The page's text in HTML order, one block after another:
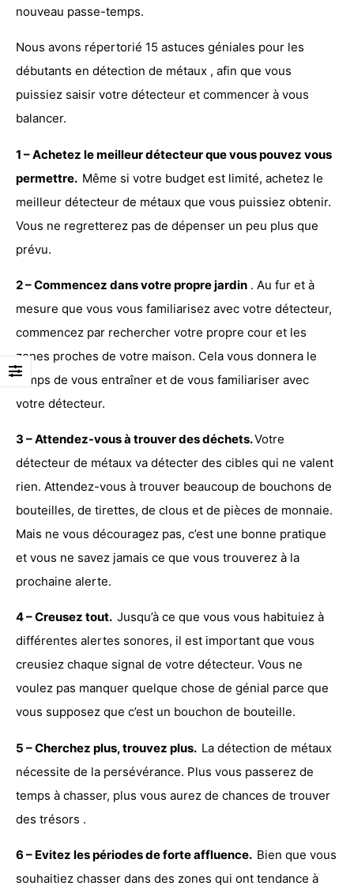
nouveau passe-temps.
Nous avons répertorié 15 astuces géniales pour les
débutants en détection de métaux , afin que vous
puissiez saisir votre détecteur et commencer à vous
balancer.
1 – Achetez le meilleur détecteur que vous pouvez vous
permettre. Même si votre budget est limité, achetez le
meilleur détecteur de métaux que vous puissiez obtenir.
Vous ne regretterez pas de dépenser un peu plus que
prévu.
2 – Commencez dans votre propre jardin . Au fur et à
mesure que vous vous familiarisez avec votre détecteur,
commencez par rechercher votre propre cour et les
zones proches de votre maison. Cela vous donnera le
temps de vous entraîner et de vous familiariser avec
votre détecteur.
3 – Attendez-vous à trouver des déchets.Votre
détecteur de métaux va détecter des cibles qui ne valent
rien. Attendez-vous à trouver beaucoup de bouchons de
bouteilles, de tirettes, de clous et de pièces de monnaie.
Mais ne vous découragez pas, c’est une bonne pratique
et vous ne savez jamais ce que vous trouverez à la
prochaine alerte.
4 – Creusez tout. Jusqu’à ce que vous vous habituiez à
différentes alertes sonores, il est important que vous
creusiez chaque signal de votre détecteur. Vous ne
voulez pas manquer quelque chose de génial parce que
vous supposez que c’est un bouchon de bouteille.
5 – Cherchez plus, trouvez plus. La détection de métaux
nécessite de la persévérance. Plus vous passerez de
temps à chasser, plus vous aurez de chances de trouver
des trésors .
6 – Evitez les périodes de forte affluence. Bien que vous
souhaitiez chasser dans des zones qui ont tendance à